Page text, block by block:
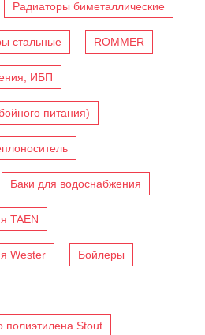
Радиаторы биметаллические
стальные ROMMER
ИБП
питания)
Баки для водоснабжения
TAEN
Wester Бойлеры
полиэтилена Stout